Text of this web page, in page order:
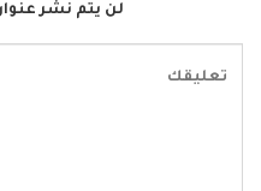
لن يتم نشر